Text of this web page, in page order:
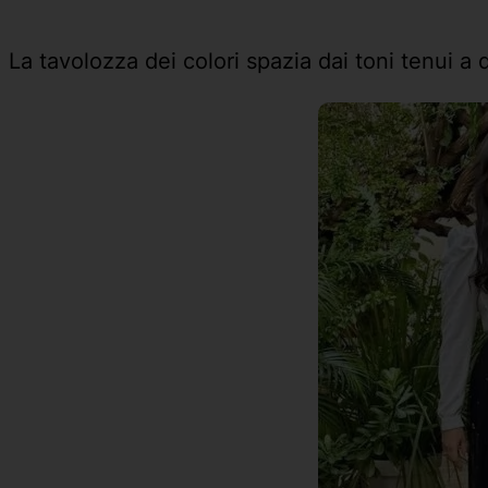
La tavolozza dei colori spazia dai toni tenui